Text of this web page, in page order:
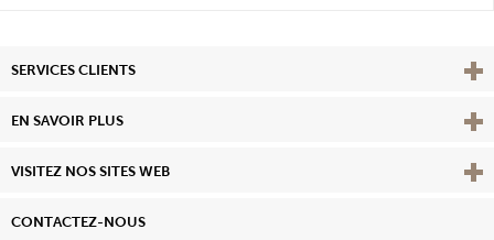
SERVICES CLIENTS
EN SAVOIR PLUS View
VISITEZ NOS SITES WEB
CONTACTEZ-NOUS